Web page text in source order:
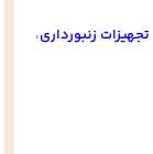
تجهيزات زنبورداری،